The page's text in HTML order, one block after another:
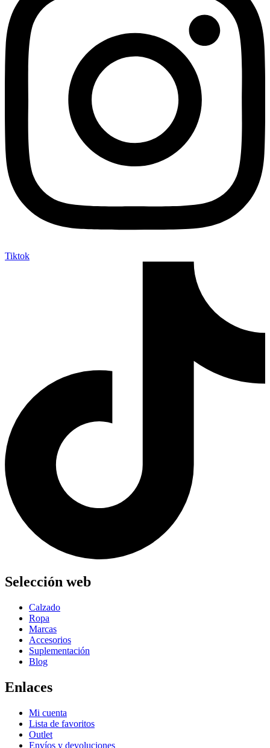
Tiktok
Selección web
Calzado
Ropa
Marcas
Accesorios
Suplementación
Blog
Enlaces
Mi cuenta
Lista de favoritos
Outlet
Envíos y devoluciones